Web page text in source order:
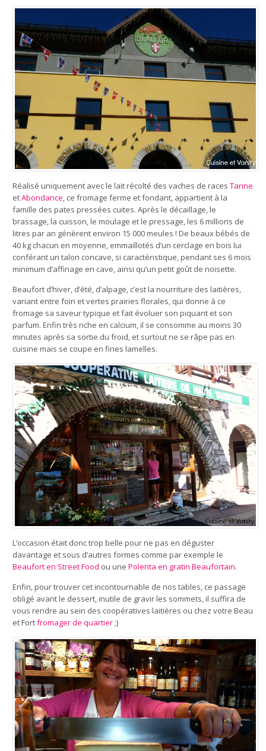
Réalisé uniquement avec le lait récolté des vaches de racesTarine
etAbondance, ce fromage ferme et fondant, appartient à la
famille des pates pressées cuites. Après le décaillage, le
brassage, la cuisson, le moulage et le pressage, les 6 millions de
litres par an génèrent environ 15 000 meules ! De beaux bébés de
40 kg chacun en moyenne, emmaillotés d’un cerclage en bois lui
conférant un talon concave, si caractéristique, pendant ses 6 mois
minimum d’affinage en cave, ainsi qu’un petit goût de noisette.
Beaufort d’hiver, d’été, d’alpage, c’est la nourriture des laitières,
variant entre foin et vertes prairies florales, qui donne à ce
fromage sa saveur typique et fait évoluer son piquant et son
parfum. Enfin très riche en calcium, il se consomme au moins 30
minutes après sa sortie du froid, et surtout ne se râpe pas en
cuisine mais se coupe en fines lamelles.
L’occasion était donc trop belle pour ne pas en déguster
davantage et sous d’autres formes comme par exemple le
Beaufort en Street Food ou unePolenta en gratin Beaufortain.
Enfin, pour trouver cet incontournable de nos tables, ce passage
obligé avant le dessert, inutile de gravir les sommets, il suffira de
vous rendre au sein des coopératives laitières ou chez votre Beau
et Fortfromager de quartier ;)